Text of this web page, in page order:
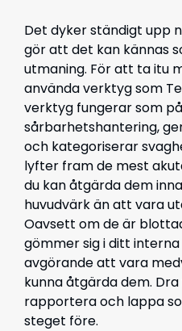
Det dyker ständigt upp
gör att det kan kännas
utmaning. För att ta itu
använda verktyg som
verktyg fungerar som
sårbarhetshantering,
och kategoriserar
lyfter fram de mest
du kan åtgärda dem
huvudvärk än att vara
Oavsett om de är
gömmer sig i ditt
avgörande att vara
kunna åtgärda dem.
rapportera och lappa
steget före.